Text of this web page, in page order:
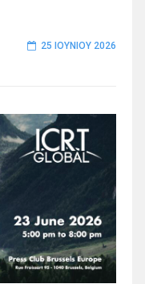
25 ΙΟΥΝΊΟΥ 2026